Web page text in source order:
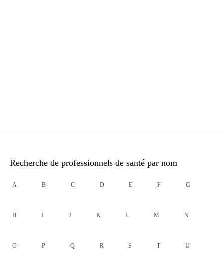
Recherche de professionnels de santé par nom
A B C D E F G
H I J K L M N
O P Q R S T U